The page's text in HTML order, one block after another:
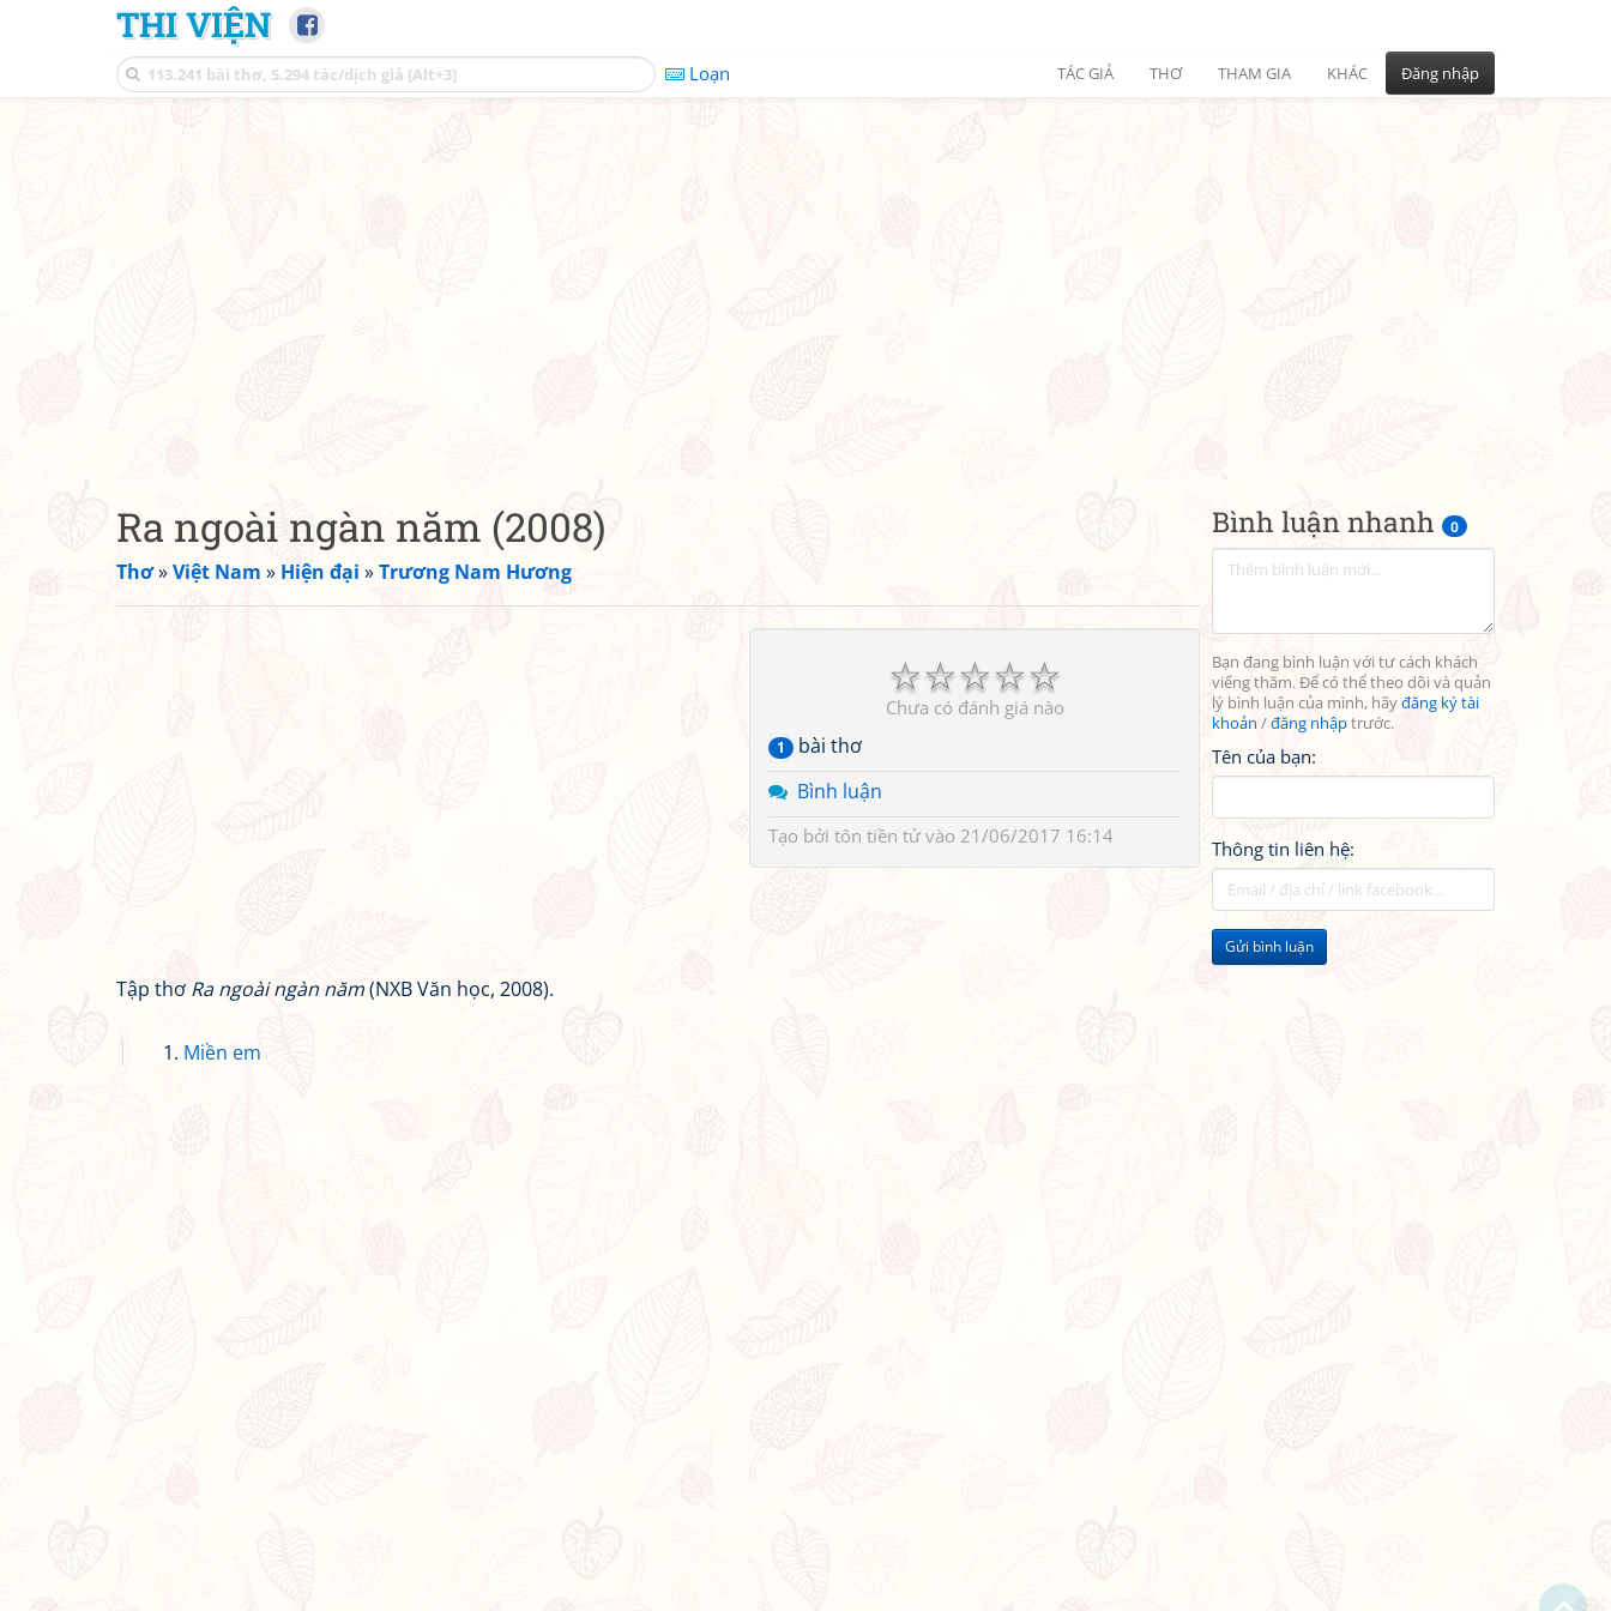
THI VIỆN
Loạn TÁC GIẢ THƠ THAM GIA KHÁC Đăng nhập
Bình luận nhanh 0
Bạn đang bình luận với tư cách khách
viếng thăm. Để có thể theo dõi và quản
lý bình luận của mình, hãyđăng ký tài
khoản /đăng nhậptrước.
Tên của bạn:
Thông tin liên hệ:
Gửi bình luận
Ra ngoài ngàn năm (2008)
Thơ»Việt Nam » Hiện đại »Trương Nam Hương
☆
☆
☆
☆
☆
Chưa có đánh giá nào
1
bài thơ
Bình luận
Tạo bởi tôn tiền tửvào 21/06/2017 16:14
Tập thơRa ngoài ngàn năm(NXB Văn học, 2008).
Miền em